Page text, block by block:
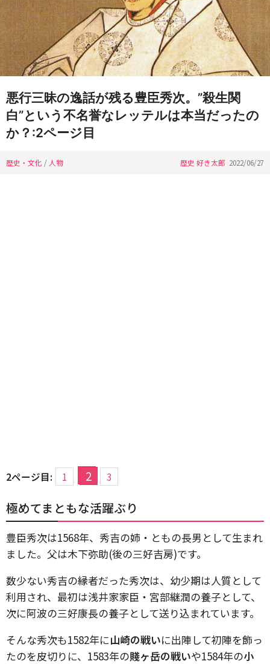
悪行三昧の逸話が残る豊臣秀次。”殺生関
白”という不名誉なレッテルは本当だったの
か？:2ページ目
歴史・文化 / 人物 歴史 好き太郎 2022/06/27
2ページ目: 1 2 3
極めてまともな活躍ぶり
豊臣秀次は1568年、秀吉の姉・ともの長男として生まれ
ました。父は木下弥助(後の三好吉房)です。
数少ない秀吉の縁者だった秀次は、幼少期は人質として
利用され、最初は浅井家家臣・宮部継潤の養子として、
次に阿波の三好康長の養子として送り込まれています。
そんな秀次も1582年に山崎の戦いに出陣して初陣を飾っ
たのを皮切りに、1583年の賤ヶ岳の戦いや1584年の小